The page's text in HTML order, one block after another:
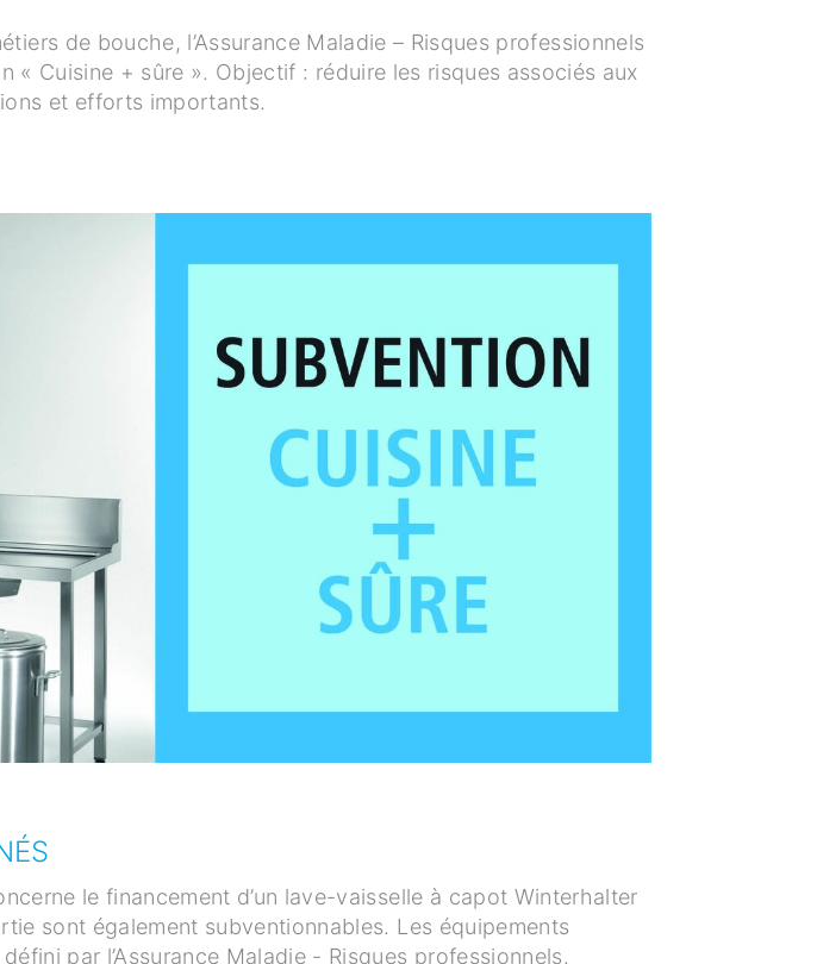
de bouche, l’Assurance Maladie – Risques professionnels
Cuisine + sûre ». Objectif : réduire les risques associés aux
et efforts importants.
le financement d’un lave-vaisselle à capot Winterhalter
sont également subventionnables. Les équipements
par l’Assurance Maladie - Risques professionnels.